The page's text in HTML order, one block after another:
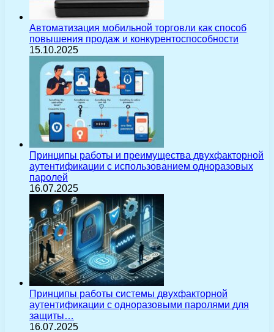
Автоматизация мобильной торговли как способ
повышения продаж и конкурентоспособности
15.10.2025
Принципы работы и преимущества двухфакторной
аутентификации с использованием одноразовых
паролей
16.07.2025
Принципы работы системы двухфакторной
аутентификации с одноразовыми паролями для
защиты…
16.07.2025